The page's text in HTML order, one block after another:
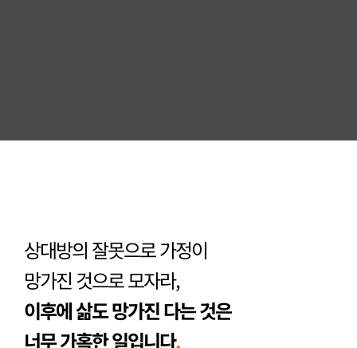
상대방의 잘못으로 가정이
망가진 것으로 모자라,
이후에 삶도 망가진 다는 것은
너무 가혹한 일입니다.